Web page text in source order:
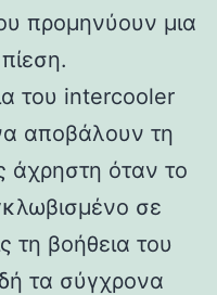
προμηνύουν μια
του intercooler
αποβάλουν τη
άχρηστη όταν το
σε
τη βοήθεια του
τα σύγχρονα